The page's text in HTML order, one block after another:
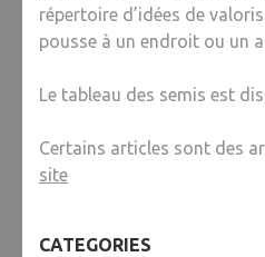
répertoire d’idées de
pousse à un endroit ou un
Le tableau des semis est
Certains articles sont des
site
CATEGORIES